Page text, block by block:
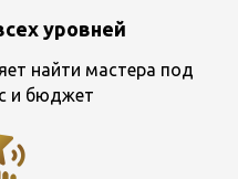
уровней
найти мастера под
и бюджет